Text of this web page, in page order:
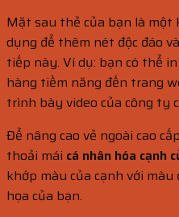
Mặt sau thẻ của bạn là một
dụng để thêm nét độc đáo
tiếp này. Ví dụ: bạn có thể in
hàng tiềm năng đến trang
trình bày video của công ty
Để nâng cao vẻ ngoài cao
thoải mái cá nhân hóa cạnh
khớp màu của cạnh với
họa của bạn.